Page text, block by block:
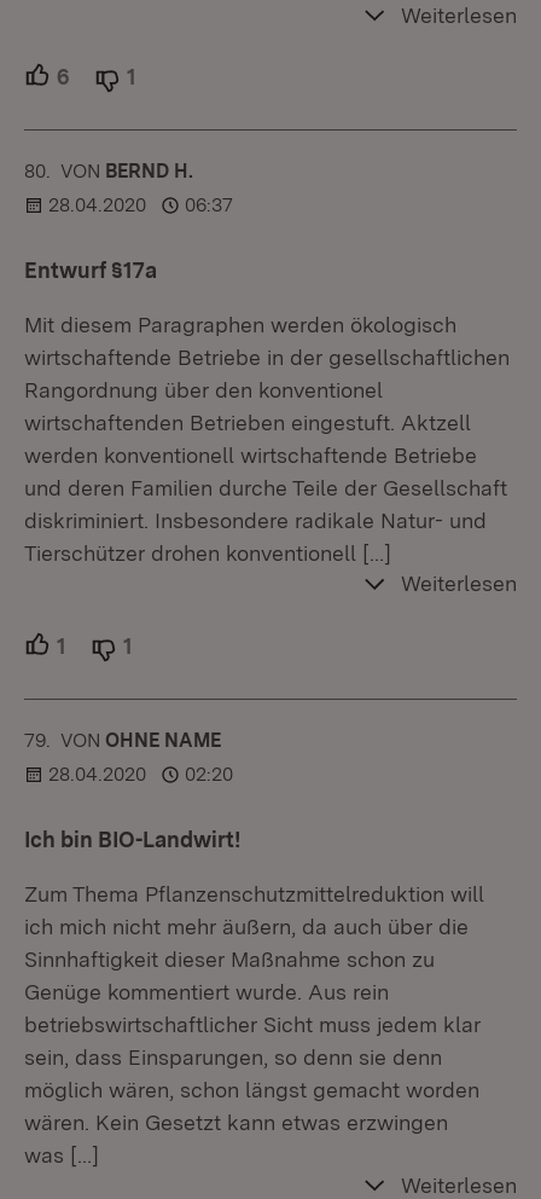
Weiterlesen
6 Unterstützer.
1
80. KOMMENTAR
VON :BERND H.
28.04.2020
06:37
Entwurf §17a
Mit diesem Paragraphen werden ökologisch
wirtschaftende Betriebe in der gesellschaftlichen
Rangordnung über den konventionel
wirtschaftenden Betrieben eingestuft. Aktzell
werden konventionell wirtschaftende Betriebe
und deren Familien durche Teile der Gesellschaft
diskriminiert. Insbesondere radikale Natur- und
Tierschützer drohen konventionell […]
Weiterlesen
1 Unterstützer.
1
79. KOMMENTAR
VON :OHNE NAME
28.04.2020
02:20
Ich bin BIO-Landwirt!
Zum Thema Pflanzenschutzmittelreduktion will
ich mich nicht mehr äußern, da auch über die
Sinnhaftigkeit dieser Maßnahme schon zu
Genüge kommentiert wurde. Aus rein
betriebswirtschaftlicher Sicht muss jedem klar
sein, dass Einsparungen, so denn sie denn
möglich wären, schon längst gemacht worden
wären. Kein Gesetzt kann etwas erzwingen
was […]
Weiterlesen